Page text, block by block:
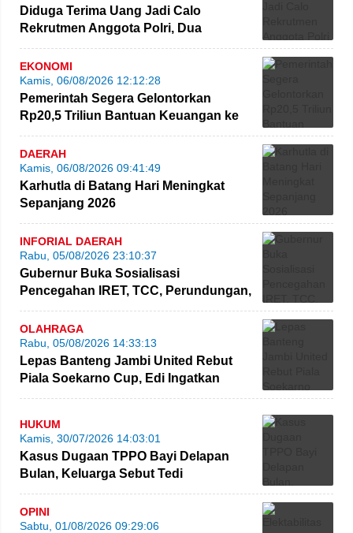
Diduga Terima Uang Jadi Calo
Rekrutmen Anggota Polri, Dua
Personel Polda Jambi Diproses
EKONOMI
Kamis, 06/08/2026 12:12:28
Pemerintah Segera Gelontorkan
Rp20,5 Triliun Bantuan Keuangan ke
Daerah
DAERAH
Kamis, 06/08/2026 09:41:49
Karhutla di Batang Hari Meningkat
Sepanjang 2026
INFORIAL DAERAH
Rabu, 05/08/2026 23:10:37
Gubernur Buka Sosialisasi
Pencegahan IRET, TCC, Perundungan,
dan Bahaya Narkoba di Bungo
OLAHRAGA
Rabu, 05/08/2026 14:33:13
Lepas Banteng Jambi United Rebut
Piala Soekarno Cup, Edi Ingatkan
Pemain Jaga Sportivitas
HUKUM
Kamis, 30/07/2026 14:03:01
Kasus Dugaan TPPO Bayi Delapan
Bulan, Keluarga Sebut Tedi
Dikriminalisasi
OPINI
Sabtu, 01/08/2026 09:29:06